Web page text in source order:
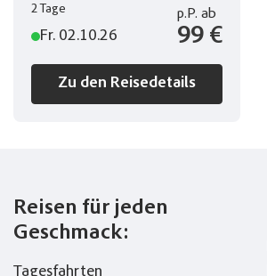
2 Tage
Fr. 02.10.26
p.P. ab
99 €
Zu den Reisedetails
Reisen für jeden
Geschmack:
Tagesfahrten